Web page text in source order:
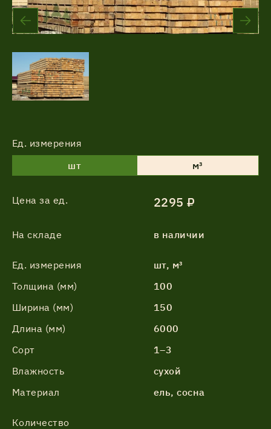
О компании
Контакты
Ед. измерения
шт
м³
Цена за ед. 2295 ₽
На складе в наличии
Ед. измерения
шт, м³
Толщина (мм)
100
Ширина (мм)
150
Длина (мм)
6000
Сорт
1–3
Влажность
сухой
Материал
ель, сосна
Количество
Соглашение об обработке
персональных данных